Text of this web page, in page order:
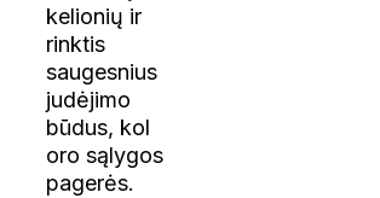
kelionių ir
rinktis
saugesnius
judėjimo
būdus, kol
oro sąlygos
pagerės.